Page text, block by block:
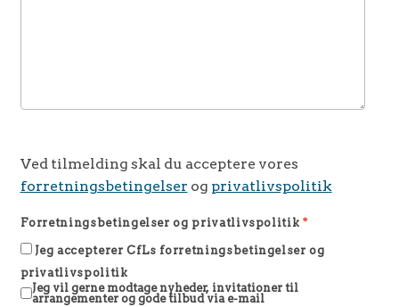
Ved tilmelding skal du acceptere vores
forretningsbetingelser og privatlivspolitik
Forretningsbetingelser og privatlivspolitik *
Jeg accepterer CfLs forretningsbetingelser og
privatlivspolitik
Jeg vil gerne modtage nyheder, invitationer til
arrangementer og gode tilbud via e-mail